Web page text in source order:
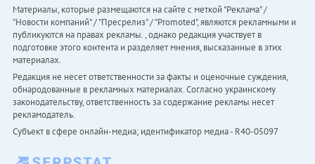
Материалы, которые размещаются на сайте с меткой "Реклама" /
"Новости компаний" / "Пресрелиз" / "Promoted", являются рекламными и
публикуются на правах рекламы. , однако редакция участвует в
подготовке этого контента и разделяет мнения, высказанные в этих
материалах.
Редакция не несет ответственности за факты и оценочные суждения,
обнародованные в рекламных материалах. Согласно украинскому
законодательству, ответственность за содержание рекламы несет
рекламодатель.
Субъект в сфере онлайн-медиа; идентификатор медиа - R40-05097